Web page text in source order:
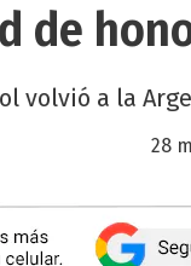
de
volvió a la
28